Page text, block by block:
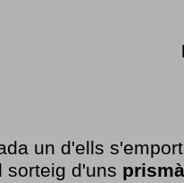
un d'ells
sorteig d'uns